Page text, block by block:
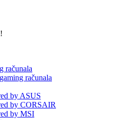
računala
računala
by ASUS
by CORSAIR
by MSI